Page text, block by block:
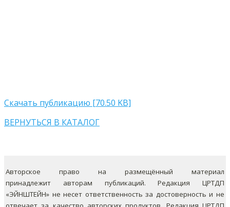
Скачать публикацию [70.50 KB]
ВЕРНУТЬСЯ В КАТАЛОГ
Авторское право на размещённый материал
принадлежит авторам публикаций. Редакция ЦРТДП
«ЭЙНШТЕЙН» не несет ответственность за достоверность и не